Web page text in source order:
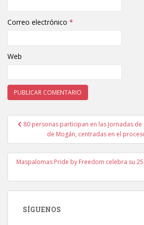
Correo electrónico *
Web
Navegación de
80 personas participan en las Jornadas
de Mogán, centradas en el
Maspalomas Pride by Freedom celebra su
SÍGUENOS